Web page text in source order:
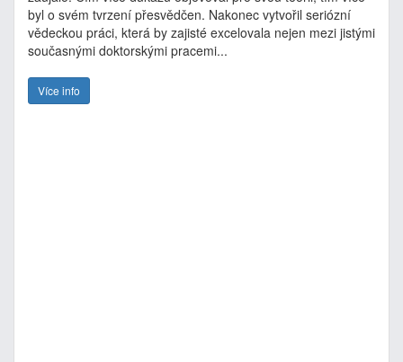
byl o svém tvrzení přesvědčen. Nakonec vytvořil seriózní
vědeckou práci, která by zajisté excelovala nejen mezi jistými
současnými doktorskými pracemi...
Více info